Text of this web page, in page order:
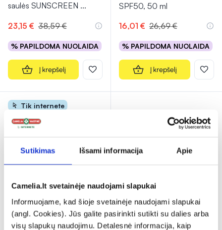
Sutikimas Išsami informacija Apie
Camelia.lt svetainėje naudojami slapukai
Informuojame, kad šioje svetainėje naudojami slapukai
(angl. Cookies). Jūs galite pasirinkti sutikti su dalies arba
visų slapukų naudojimu. Detalesnė informacija, kaip
saulės SUNSCREEN ...
23,15 € 38,59 €
% PAPILDOMA NUOLAIDA
Į krepšelį
SPF50, 50 ml
16,01 € 26,69 €
% PAPILDOMA NUOLAIDA
Į krepšelį
Tik internete
-30%
BABE veido pieštukas
SUN, SPF50, 30 g